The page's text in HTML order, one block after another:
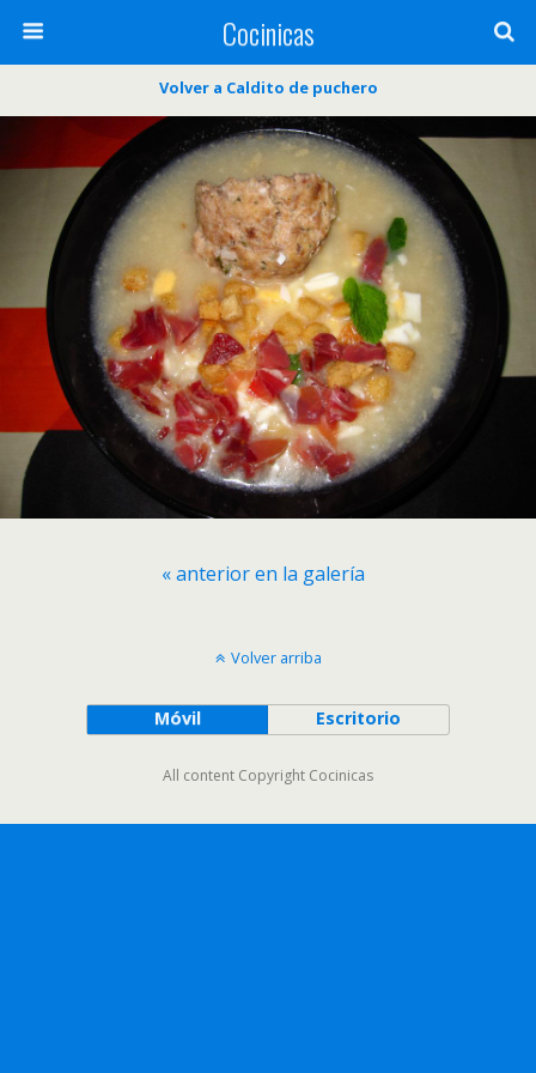
Cocinicas
Volver a Caldito de puchero
« anterior en la galería
Volver arriba
Móvil Escritorio
All content Copyright Cocinicas